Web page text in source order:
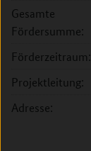
Gesamte
Fördersumme:
Förderzeitraum:
Projektleitung:
Adresse: